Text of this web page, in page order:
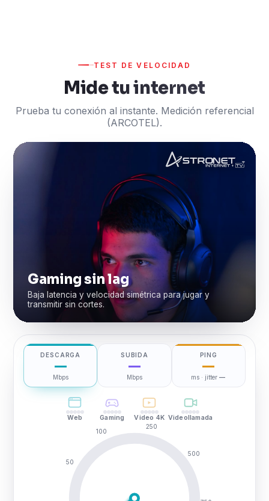
TEST DE VELOCIDAD
Mide tu internet
Prueba tu conexión al instante. Medición referencial
(ARCOTEL).
Gaming sin lag
Baja latencia y velocidad simétrica para jugar y
transmitir sin cortes.
DESCARGA
—
Mbps
SUBIDA
—
Mbps
PING
—
ms · jitter—
Web Gaming Video 4K Videollamada
50
100
250
500